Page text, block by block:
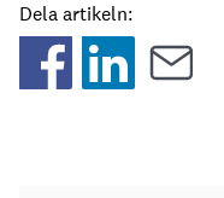
Dela artikeln: